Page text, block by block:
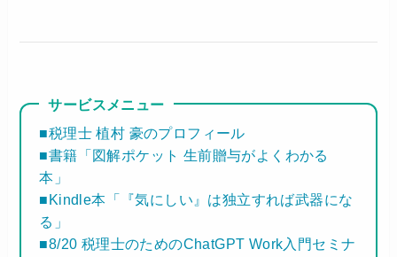
サービスメニュー
■税理士 植村 豪のプロフィール
■書籍「図解ポケット 生前贈与がよくわかる
本」
■Kindle本「『気にしい』は独立すれば武器にな
る」
■8/20 税理士のためのChatGPT Work入門セミナ